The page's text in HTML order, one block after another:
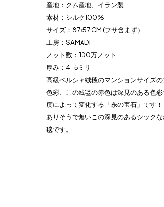
産地：クム産地、イラン製
素材：シルク100%
サイズ：87x57 CM (フサ含まず）
工房：SAMADI
ノット数：100万ノット
厚み：4-5ミリ
高級ペルシャ絨毯のマンションサイズ
色彩、この絨毯の赤色は深見のある色
度によって変化する「糸の宝石」です
ありそうで無いこの深見のあるシック
毯です。